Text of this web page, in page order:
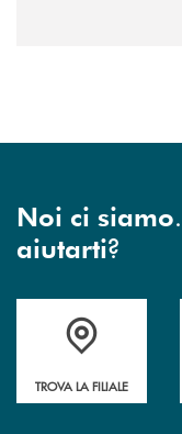
Noi ci siamo
aiutarti?
Accedi all' elenco
TROVA LA FILIALE